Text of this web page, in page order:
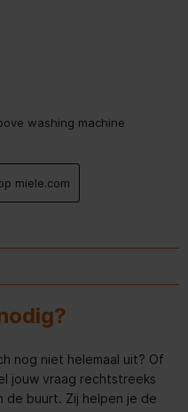
washing machine
miele.com
nog niet helemaal uit? Of
jouw vraag rechtstreeks
de buurt. Zij helpen je de